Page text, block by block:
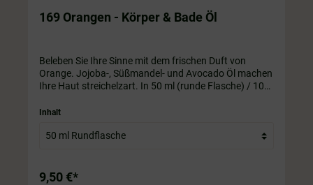
169 Orangen - Körper & Bade Öl
Beleben Sie Ihre Sinne mit dem frischen Duft von
Orange. Jojoba-, Süßmandel- und Avocado Öl machen
Ihre Haut streichelzart. In 50 ml (runde Flasche) / 100
Flasche ist immer im Preis mit drin.
Inhalt
9,50 €*